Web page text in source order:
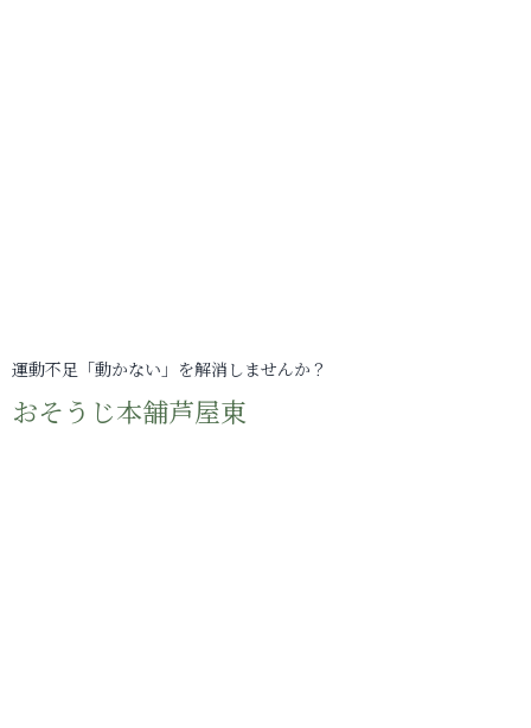
運動不足「動かない」を解消しませんか？
おそうじ本舗芦屋東